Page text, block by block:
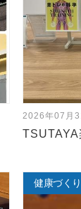
2026年07月
TSUTAYA
健康づくり